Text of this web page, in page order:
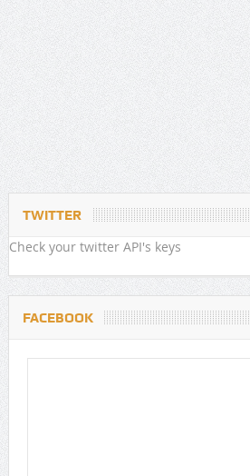
TWITTER
Check your twitter API's keys
FACEBOOK